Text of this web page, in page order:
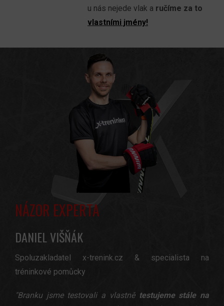
u nás nejede vlak a ručíme za to
vlastními jmény!
NÁZOR EXPERTA
DANIEL VIŠŇÁK
Spoluzakladatel x-trenink.cz & specialista na
tréninkové pomůcky
"Branku jsme testovali a vlastně testujeme stále na